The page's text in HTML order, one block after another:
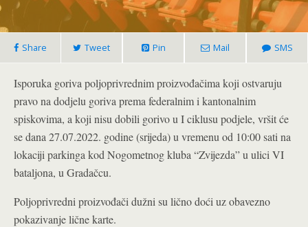
Share Tweet Pin Mail SMS
Isporuka goriva poljoprivrednim proizvođačima koji ostvaruju
pravo na dodjelu goriva prema federalnim i kantonalnim
spiskovima, a koji nisu dobili gorivo u I ciklusu podjele, vršit će
se dana 27.07.2022. godine (srijeda) u vremenu od 10:00 sati na
lokaciji parkinga kod Nogometnog kluba “Zvijezda” u ulici VI
bataljona, u Gradačcu.
Poljoprivredni proizvođači dužni su lično doći uz obavezno
pokazivanje lične karte.